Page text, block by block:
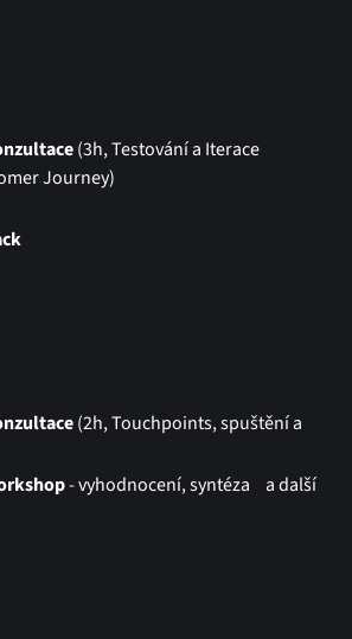
(3h, Testování a Iterace
Journey)
(2h, Touchpoints, spuštění a
- vyhodnocení, syntéza a další